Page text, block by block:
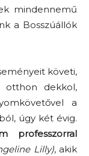
mindennemű
a Bosszúállók
követi,
otthon dekkol,
a
úgy két évig.
professzorral
Lilly), akik